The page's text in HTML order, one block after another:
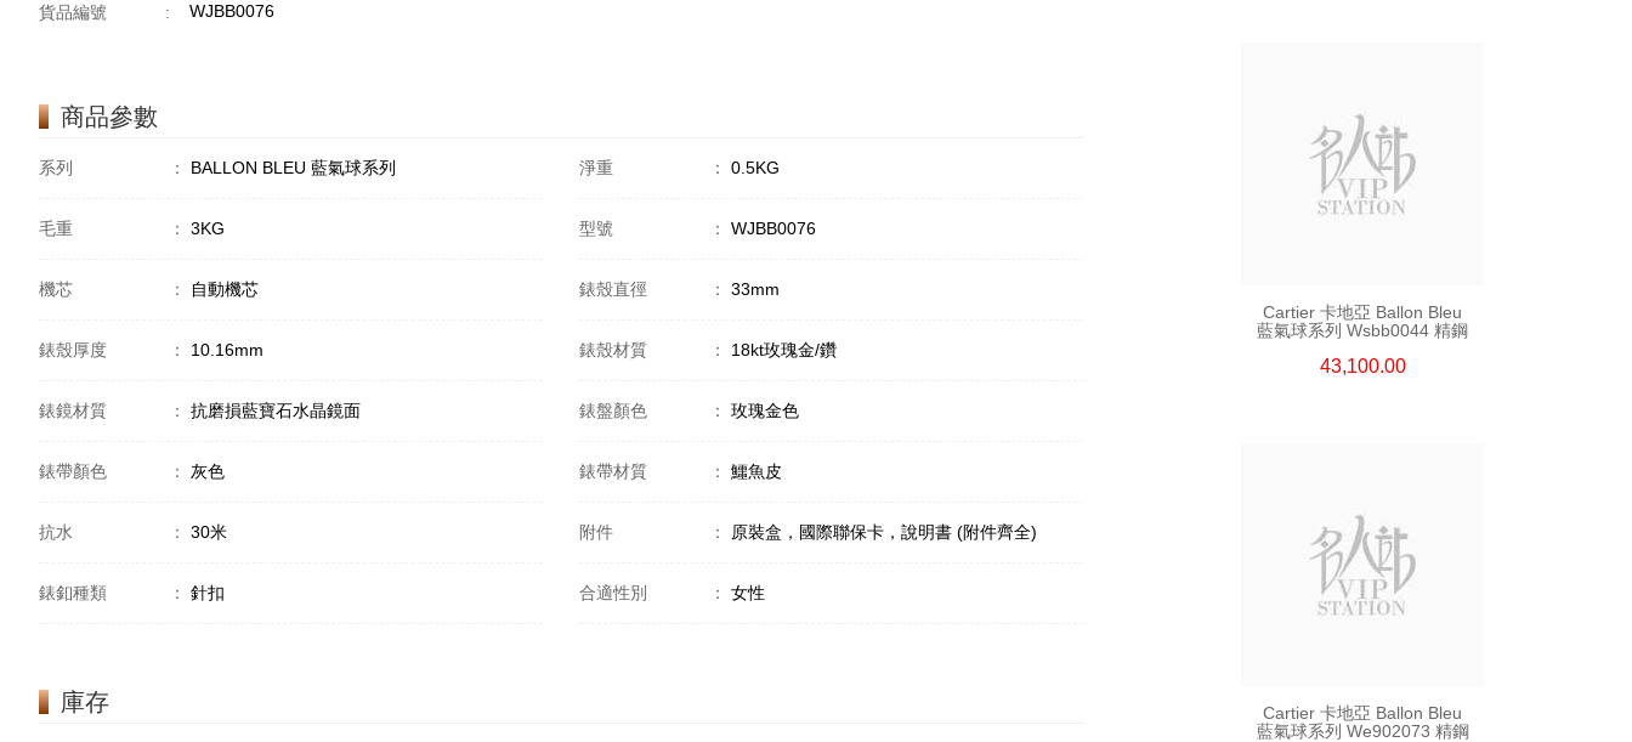
貨品編號 : WJBB0076
商品參數
系列 ： BALLON BLEU 藍氣球系列 淨重 ： 0.5KG
毛重 ： 3KG 型號 ： WJBB0076
機芯 ： 自動機芯 錶殼直徑 ： 33mm
錶殼厚度 ： 10.16mm 錶殼材質 ： 18kt玫瑰金/鑽
錶鏡材質 ： 抗磨損藍寶石水晶鏡面 錶盤顏色 ： 玫瑰金色
錶帶顏色 ： 灰色 錶帶材質 ： 鱷魚皮
抗水 ： 30米 附件 ： 原裝盒，國際聯保卡，說明書 (附件齊全)
錶釦種類 ： 針扣 合適性別 ： 女性
庫存
Cartier 卡地亞 Ballon Bleu
藍氣球系列 Wsbb0044 精鋼
43,100.00
Cartier 卡地亞 Ballon Bleu
藍氣球系列 We902073 精鋼